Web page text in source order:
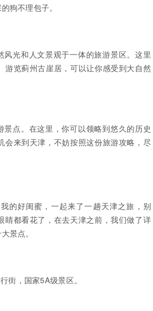
狗不理包子。
光和人文景观于一体的旅游景区。这里
览蓟州古崖居，可以让你感受到大自然
点。在这里，你可以领略到悠久的历史
来到天津，不妨按照这份旅游攻略，尽
的好闺蜜，一起来了一趟天津之旅，别
都看花了，在去天津之前，我们做了详
景点。
街，国家5A级景区。